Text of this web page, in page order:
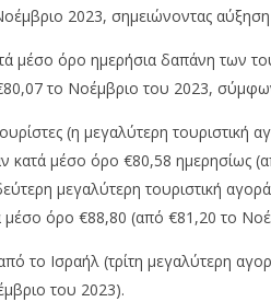
2023, σημειώνοντας
μέσο όρο ημερήσια δαπάνη των
το Νοέμβριο του 2023,
(η μεγαλύτερη
κατά μέσο όρο €80,58 ημερησίως
μεγαλύτερη τουριστική
μέσο όρο €88,80 (από €81,20 το
το Ισραήλ (τρίτη μεγαλύτερη
του 2023).